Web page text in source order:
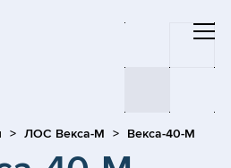
ЛОС Векса-М Векса-40-М